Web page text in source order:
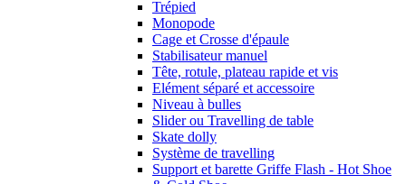
Trépied
Monopode
Cage et Crosse d'épaule
Stabilisateur manuel
Tête, rotule, plateau rapide et vis
Elément séparé et accessoire
Niveau à bulles
Slider ou Travelling de table
Skate dolly
Système de travelling
Support et barette Griffe Flash - Hot Shoe